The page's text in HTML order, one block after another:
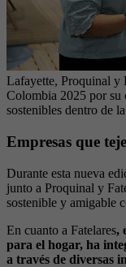
Lafayette, Proquinal y
Colombia 2025 por su
sostenibles dentro de
Empresas que
Durante esta nueva
junto a Proquinal y
sostenible y amigable
En cuanto a Fatelares,
para el hogar, ha
a través de diversas